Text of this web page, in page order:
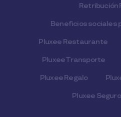
Retribución
Beneficios sociales
Pluxee Restaurante
Pluxee Transporte
Pluxee Regalo
Pluxee